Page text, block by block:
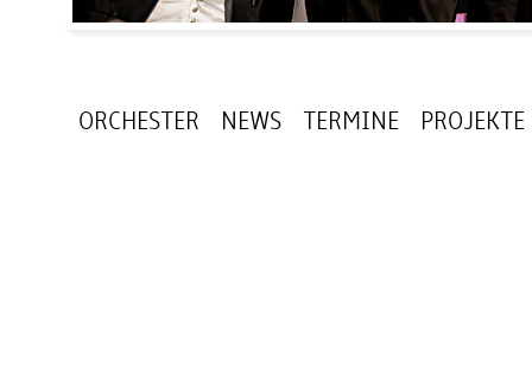
ORCHESTER NEWS TERMINE PROJEKTE